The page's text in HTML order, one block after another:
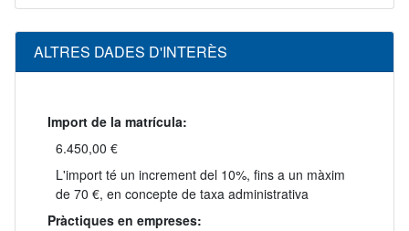
ALTRES DADES D'INTERÈS
Import de la matrícula:
6.450,00 €
L'import té un increment del 10%, fins a un màxim
de 70 €, en concepte de taxa administrativa
Pràctiques en empreses: